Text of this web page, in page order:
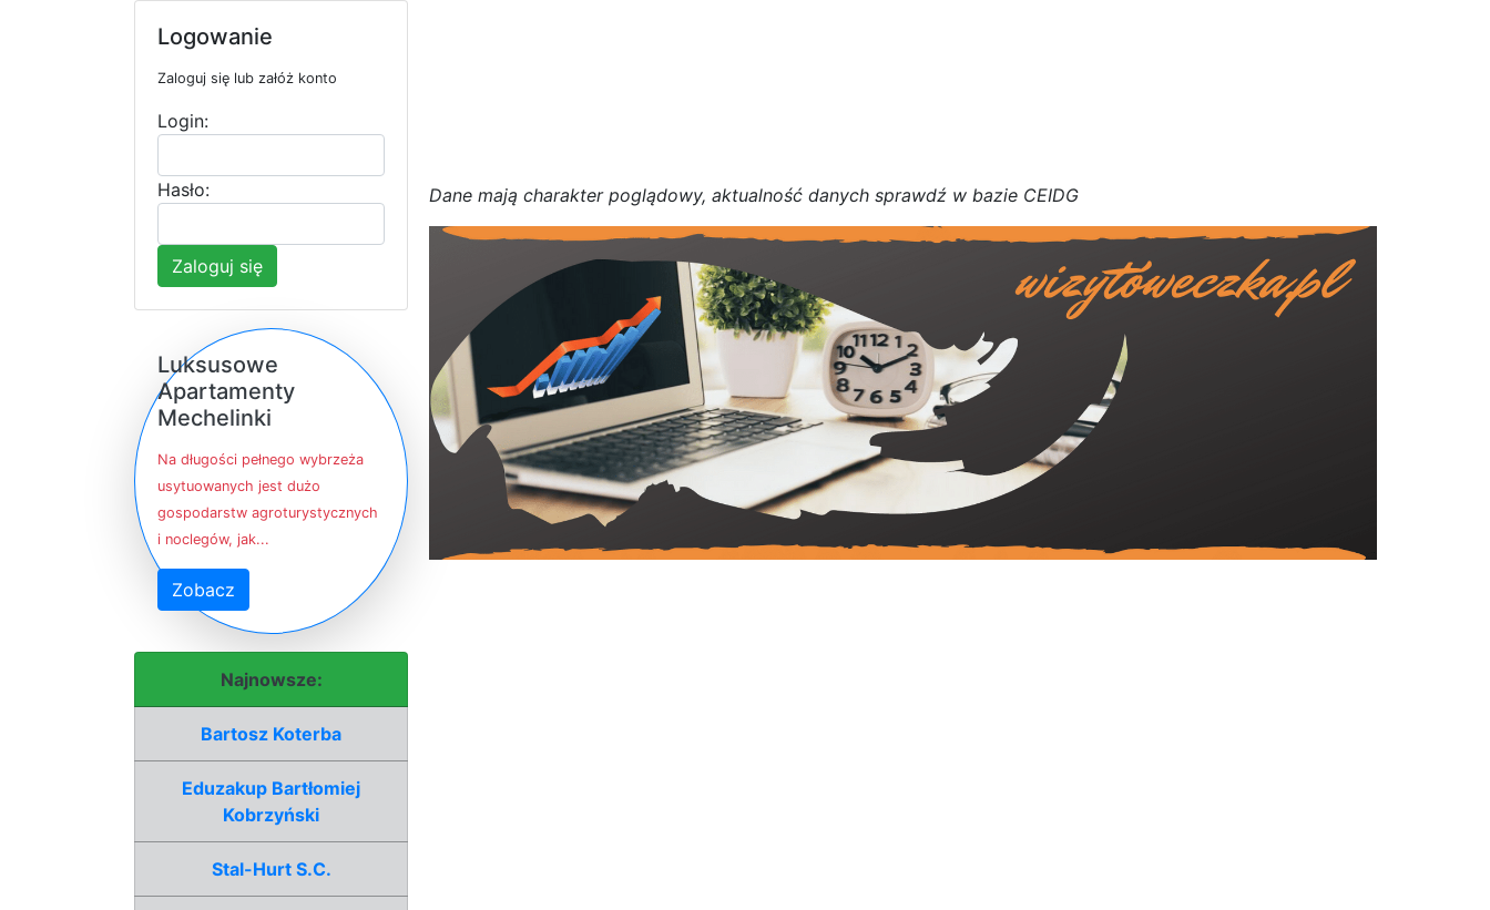
Logowanie
Zaloguj się lub załóż konto
Login:
Hasło:
Zaloguj się
Luksusowe
Apartamenty
Mechelinki
Na długości pełnego wybrzeża
usytuowanych jest dużo
gospodarstw agroturystycznych
i noclegów, jak...
Zobacz
Najnowsze:
Bartosz Koterba
Eduzakup Bartłomiej
Kobrzyński
Stal-Hurt S.C.
Dane mają charakter poglądowy, aktualność danych sprawdź w bazie CEIDG